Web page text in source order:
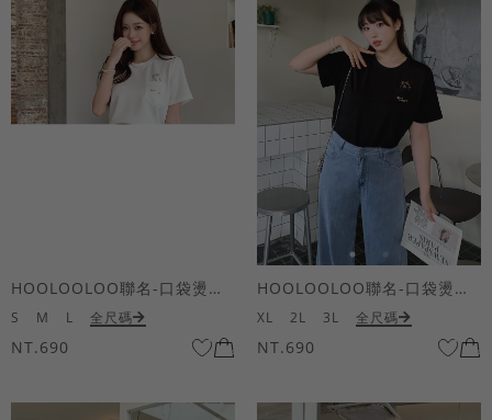
HOOLOOLOO聯名-口袋燙金KUKU熊短袖上衣
S M L 全尺碼
NT.690
HOOLOOLOO聯名-口袋燙金KUKU熊短袖上衣
XL 2L 3L 全尺碼
NT.690